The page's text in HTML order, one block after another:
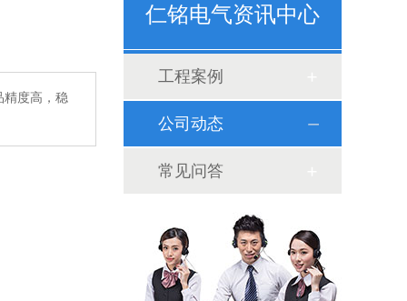
精度高，稳
仁铭电气资讯中心
工程案例
公司动态
常见问答